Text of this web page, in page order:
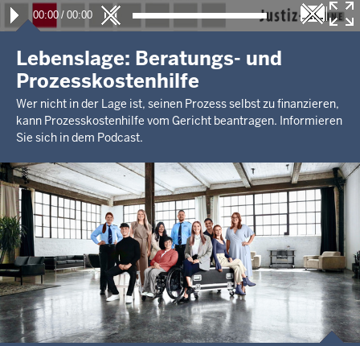
00:00 / 00:00
Lebenslage: Beratungs- und
Prozesskostenhilfe
Wer nicht in der Lage ist, seinen Prozess selbst zu finanzieren,
kann Prozesskostenhilfe vom Gericht beantragen. Informieren
Sie sich in dem Podcast.